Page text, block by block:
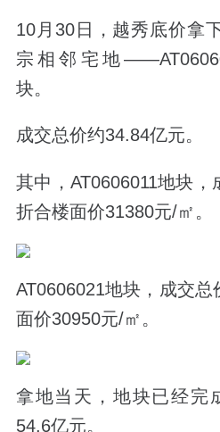
10月30日，越秀底价拿
宗相邻宅地
块。
成交总价约34.84亿元。
其中， AT0606011地块，
折合楼面价31380元/㎡。
AT0606021地块， 成交总
面价30950元/㎡。
拿地当天，地块已经完
54.6亿元。